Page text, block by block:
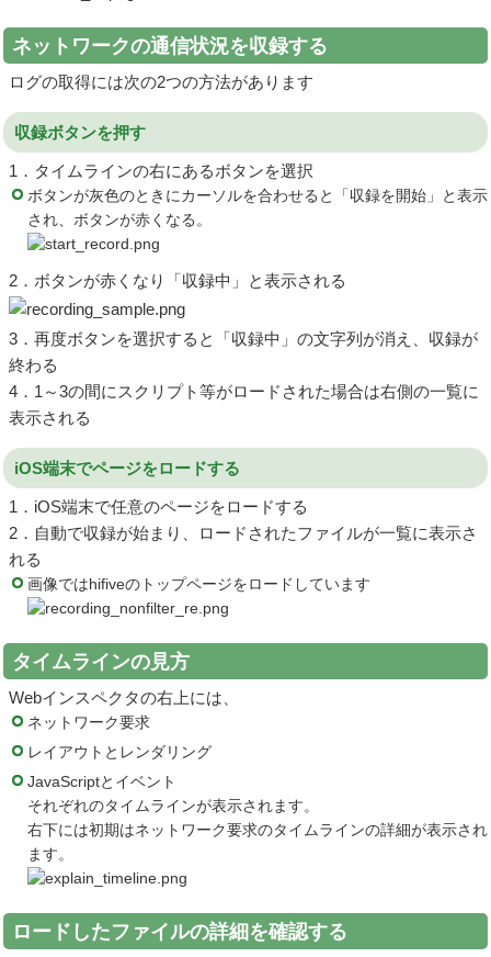
ネットワークの通信状況を収録する
ログの取得には次の2つの方法があります
収録ボタンを押す
1．タイムラインの右にあるボタンを選択
ボタンが灰色のときにカーソルを合わせると「収録を開始」と表示
され、ボタンが赤くなる。
2．ボタンが赤くなり「収録中」と表示される
3．再度ボタンを選択すると「収録中」の文字列が消え、収録が
終わる
4．1～3の間にスクリプト等がロードされた場合は右側の一覧に
表示される
iOS端末でページをロードする
1．iOS端末で任意のページをロードする
2．自動で収録が始まり、ロードされたファイルが一覧に表示さ
れる
画像ではhifiveのトップページをロードしています
タイムラインの見方
Webインスペクタの右上には、
ネットワーク要求
レイアウトとレンダリング
JavaScriptとイベント
それぞれのタイムラインが表示されます。
右下には初期はネットワーク要求のタイムラインの詳細が表示され
ます。
ロードしたファイルの詳細を確認する